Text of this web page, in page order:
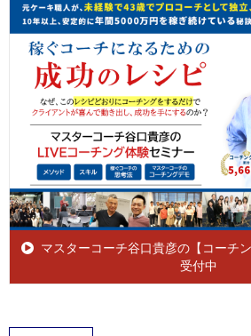
マスターコーチ谷口貴彦の【コーチ
受付中